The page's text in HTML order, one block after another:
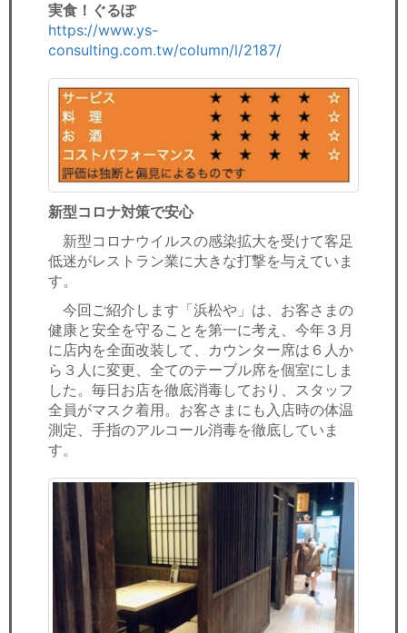
労務顧問
飲食店情報
実食！ぐるぽ
https://www.ys-
consulting.com.tw/column/l/2187/
新型コロナ対策で安心
新型コロナウイルスの感染拡大を受けて客足
低迷がレストラン業に大きな打撃を与えていま
す。
今回ご紹介します「浜松や」は、お客さまの
健康と安全を守ることを第一に考え、今年３月
に店内を全面改装して、カウンター席は６人か
ら３人に変更、全てのテーブル席を個室にしま
した。毎日お店を徹底消毒しており、スタッフ
全員がマスク着用。お客さまにも入店時の体温
測定、手指のアルコール消毒を徹底していま
す。